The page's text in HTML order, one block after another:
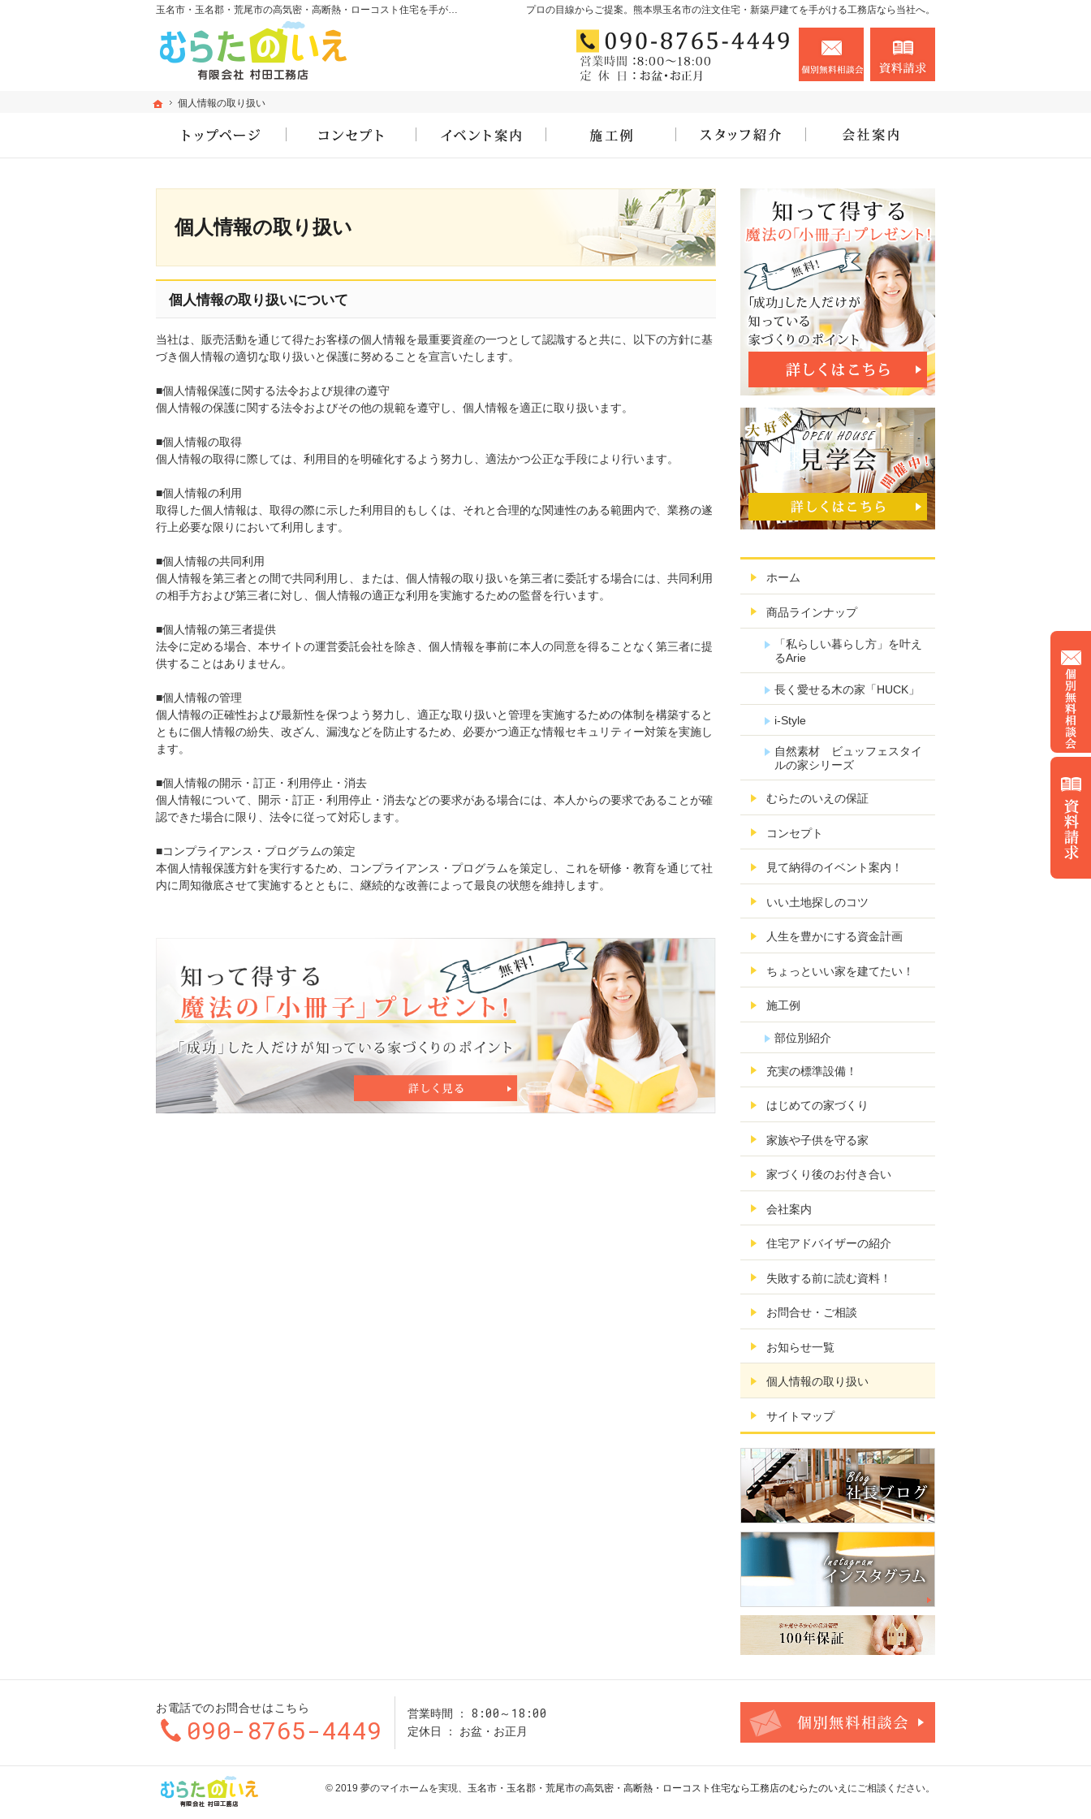
ホーム
個人情報の取り扱い
個人情報の取り扱い
プロの目線からご提案。熊本県玉名市の注文住宅・新築戸建てを手がける工務店なら当社へ。
玉名市・玉名郡・荒尾市の高気密・高断熱・ローコスト住宅を手がける工務店ならむらたのいえ
個人情報の取り扱いについて
当社は、販売活動を通じて得たお客様の個人情報を最重要資産の一つとして認識すると共に、以下の方針に基
づき個人情報の適切な取り扱いと保護に努めることを宣言いたします。
■個人情報保護に関する法令および規律の遵守
個人情報の保護に関する法令およびその他の規範を遵守し、個人情報を適正に取り扱います。
■個人情報の取得
個人情報の取得に際しては、利用目的を明確化するよう努力し、適法かつ公正な手段により行います。
■個人情報の利用
取得した個人情報は、取得の際に示した利用目的もしくは、それと合理的な関連性のある範囲内で、業務の遂
行上必要な限りにおいて利用します。
■個人情報の共同利用
個人情報を第三者との間で共同利用し、または、個人情報の取り扱いを第三者に委託する場合には、共同利用
の相手方および第三者に対し、個人情報の適正な利用を実施するための監督を行います。
■個人情報の第三者提供
法令に定める場合、本サイトの運営委託会社を除き、個人情報を事前に本人の同意を得ることなく第三者に提
供することはありません。
■個人情報の管理
個人情報の正確性および最新性を保つよう努力し、適正な取り扱いと管理を実施するための体制を構築すると
ともに個人情報の紛失、改ざん、漏洩などを防止するため、必要かつ適正な情報セキュリティー対策を実施し
ます。
■個人情報の開示・訂正・利用停止・消去
個人情報について、開示・訂正・利用停止・消去などの要求がある場合には、本人からの要求であることが確
認できた場合に限り、法令に従って対応します。
■コンプライアンス・プログラムの策定
本個人情報保護方針を実行するため、コンプライアンス・プログラムを策定し、これを研修・教育を通じて社
内に周知徹底させて実施するとともに、継続的な改善によって最良の状態を維持します。
ホーム
商品ラインナップ
「私らしい暮らし方」を叶え
るArie
長く愛せる木の家「HUCK」
i-Style
自然素材 ビュッフェスタイ
ルの家シリーズ
むらたのいえの保証
コンセプト
見て納得のイベント案内！
いい土地探しのコツ
人生を豊かにする資金計画
ちょっといい家を建てたい！
施工例
部位別紹介
充実の標準設備！
はじめての家づくり
家族や子供を守る家
家づくり後のお付き合い
会社案内
住宅アドバイザーの紹介
失敗する前に読む資料！
お問合せ・ご相談
お知らせ一覧
個人情報の取り扱い
サイトマップ
090-8765-4449
営業時間8:00～18:00 定休日：お盆・お正月
ホーム
個人情報の取り扱い
お電話でのお問合せはこちら
090-8765-4449
営業時間 8:00～18:00
定休日 お盆・お正月
© 2019 夢のマイホームを実現、 玉名市・玉名郡・荒尾市の高気密・高断熱・ローコスト住宅なら工務店のむらたのいえ にご相談ください。